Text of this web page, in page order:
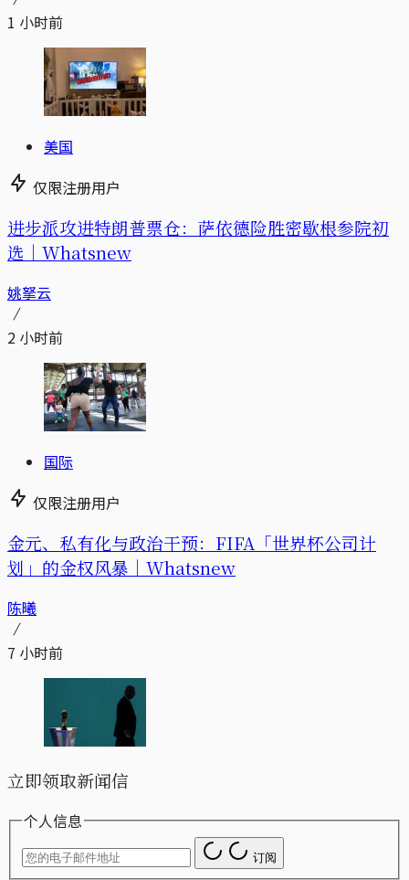
1 小时前
美国
仅限注册用户
进步派攻进特朗普票仓：萨依德险胜密歇根参院初
选｜Whatsnew
姚拏云
2 小时前
国际
仅限注册用户
金元、私有化与政治干预：FIFA「世界杯公司计
划」的金权风暴｜Whatsnew
陈曦
7 小时前
立即领取新闻信
个人信息
订阅